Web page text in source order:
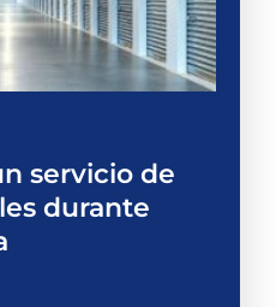
servicio de
durante